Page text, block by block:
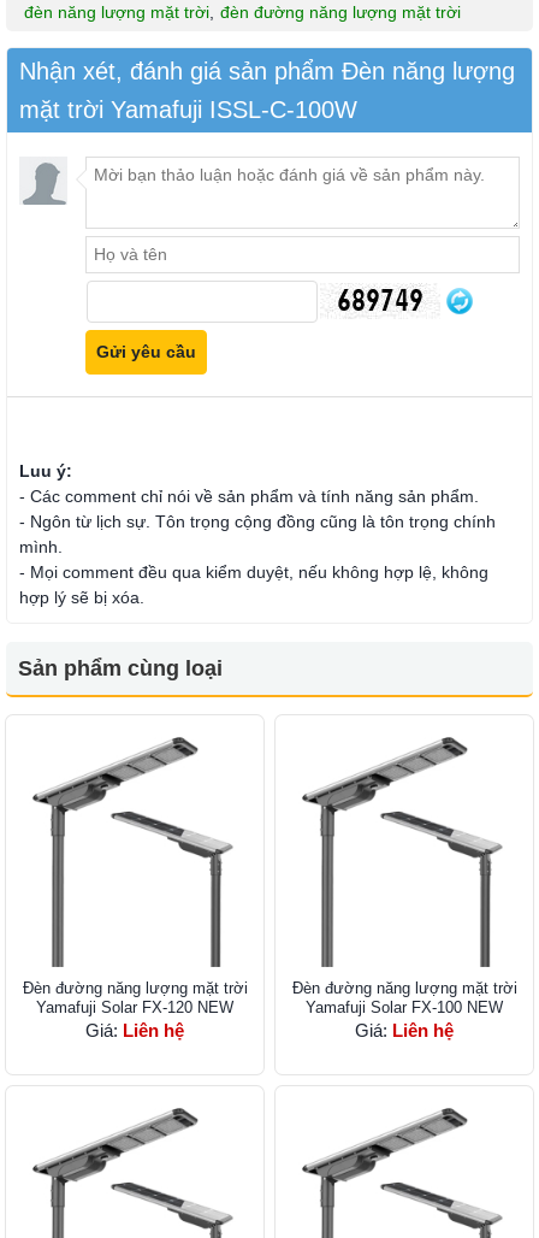
đèn năng lượng mặt trời đèn đường năng lượng mặt trời
Nhận xét, đánh giá sản phẩm Đèn năng lượng
mặt trời Yamafuji ISSL-C-100W
Luu ý:
- Các comment chỉ nói về sản phẩm và tính năng sản phẩm.
- Ngôn từ lịch sự. Tôn trọng cộng đồng cũng là tôn trọng chính
mình.
- Mọi comment đều qua kiểm duyệt, nếu không hợp lệ, không
hợp lý sẽ bị xóa.
Sản phẩm cùng loại
Đèn đường năng lượng mặt trời
Yamafuji Solar FX-120 NEW
Giá: Liên hệ
Đèn đường năng lượng mặt trời
Yamafuji Solar FX-100 NEW
Giá: Liên hệ